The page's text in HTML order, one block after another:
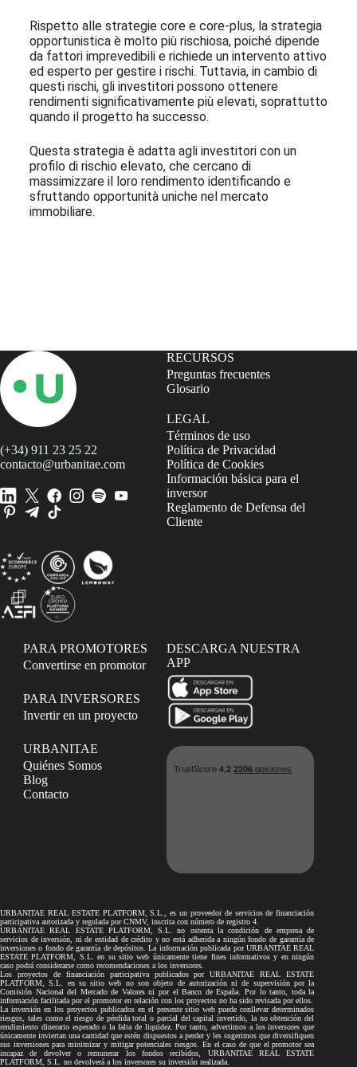
Rispetto alle strategie core e core-plus, la strategia
opportunistica è molto più rischiosa, poiché dipende
da fattori imprevedibili e richiede un intervento attivo
ed esperto per gestire i rischi. Tuttavia, in cambio di
questi rischi, gli investitori possono ottenere
rendimenti significativamente più elevati, soprattutto
quando il progetto ha successo.
Questa strategia è adatta agli investitori con un
profilo di rischio elevato, che cercano di
massimizzare il loro rendimento identificando e
sfruttando opportunità uniche nel mercato
immobiliare.
(+34) 911 23 25 22
contacto@urbanitae.com
RECURSOS
Preguntas frecuentes
Glosario
LEGAL
Términos de uso
Política de Privacidad
Política de Cookies
Información básica para el
inversor
Reglamento de Defensa del
Cliente
PARA PROMOTORES
Convertirse en promotor
PARA INVERSORES
Invertir en un proyecto
URBANITAE
Quiénes Somos
Blog
Contacto
DESCARGA NUESTRA
APP
URBANITAE REAL ESTATE PLATFORM, S.L., es un proveedor de servicios de financiación
participativa autorizada y regulada por CNMV, inscrita con número de registro 4.
URBANITAE REAL ESTATE PLATFORM, S.L. no ostenta la condición de empresa de
servicios de inversión, ni de entidad de crédito y no está adherida a ningún fondo de garantía de
inversiones o fondo de garantía de depósitos. La información publicada por URBANITAE REAL
ESTATE PLATFORM, S.L. en su sitio web únicamente tiene fines informativos y en ningún
caso podrá considerarse como recomendaciones a los inversores.
Los proyectos de financiación participativa publicados por URBANITAE REAL ESTATE
PLATFORM, S.L. en su sitio web no son objeto de autorización ni de supervisión por la
Comisión Nacional del Mercado de Valores ni por el Banco de España. Por lo tanto, toda la
información facilitada por el promotor en relación con los proyectos no ha sido revisada por ellos.
La inversión en los proyectos publicados en el presente sitio web puede conllevar determinados
riesgos, tales como el riesgo de pérdida total o parcial del capital invertido, la no obtención del
rendimiento dinerario esperado o la falta de liquidez. Por tanto, advertimos a los inversores que
únicamente inviertan una cantidad que estén dispuestos a perder y les sugerimos que diversifiquen
sus inversiones para minimizar y mitigar potenciales riesgos. En el caso de que el promotor sea
incapaz de devolver o remunerar los fondos recibidos, URBANITAE REAL ESTATE
PLATFORM, S.L. no devolverá a los inversores su inversión realizada.